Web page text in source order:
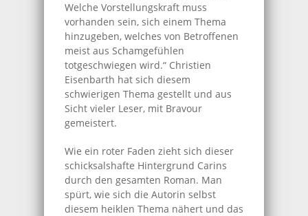
Welche Vorstellungskraft muss
vorhanden sein, sich einem Thema
hinzugeben, welches von Betroffenen
meist aus Schamgefühlen
totgeschwiegen wird.“ Christien
Eisenbarth hat sich diesem
schwierigen Thema gestellt und aus
Sicht vieler Leser, mit Bravour
gemeistert.
Wie ein roter Faden zieht sich dieser
schicksalshafte Hintergrund Carins
durch den gesamten Roman. Man
spürt, wie sich die Autorin selbst
diesem heiklen Thema nähert und das